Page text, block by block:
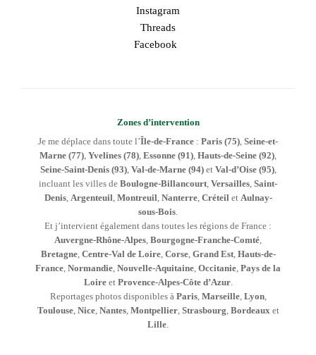
Instagram
Threads
Facebook
Zones d’intervention
Je me déplace dans toute l’Île-de-France : Paris (75) Seine-et-
Marne (77) Yvelines (78) Essonne (91) Hauts-de-Seine (92)
Seine-Saint-Denis (93), Val-de-Marne (94)et Val-d’Oise (95),
incluant les villes de Boulogne-Billancourt Versailles Saint-
Denis, Argenteuil Montreuil Nanterre, Créteil et Aulnay-
sous-Bois
Et j’intervient également dans toutes les régions de France :
Auvergne-Rhône-Alpes Bourgogne-Franche-Comté
Bretagne, Centre-Val de Loire, Corse, Grand Est, Hauts-de-
France Normandie Nouvelle-Aquitaine Occitanie Pays de la
Loireet Provence-Alpes-Côte d’Azur.
Reportages photos disponibles à Paris, Marseille, Lyon,
Toulouse, Nice, Nantes, Montpellier, Strasbourg Bordeaux et
Lille